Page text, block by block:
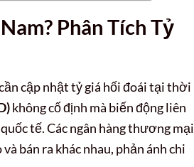
Phân Tích Tỷ
cập nhật tỷ giá hối đoái tại thời
không cố định mà biến động liên
tế. Các ngân hàng thương mại
bán ra khác nhau, phản ánh chi